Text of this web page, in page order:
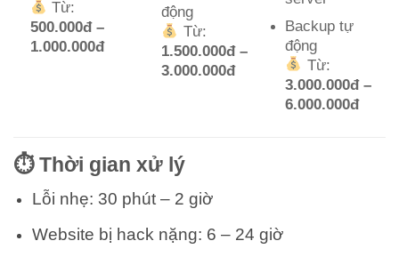
Từ:
500.000đ –
1.000.000đ
động
Từ:
1.500.000đ –
3.000.000đ
Backup tự
động
Từ:
3.000.000đ –
6.000.000đ
⏱ Thời gian xử lý
Lỗi nhẹ: 30 phút – 2 giờ
Website bị hack nặng: 6 – 24 giờ